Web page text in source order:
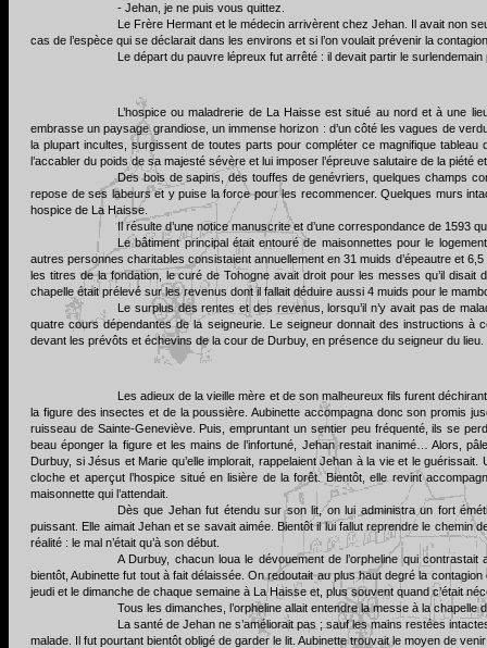
- Jehan, je ne puis vous quittez.
Le Frère Hermant et le médecin arrivèrent chez Jehan. Il avait non
cas de l’espèce qui se déclarait dans les environs et si l’on voulait prévenir la
Le départ du pauvre lépreux fut arrêté : il devait partir le
L’hospice ou maladrerie de La Haisse est situé au nord et à une
embrasse un paysage grandiose, un immense horizon : d’un côté les vagues de
la plupart incultes, surgissent de toutes parts pour compléter ce magnifique
l’accabler du poids de sa majesté sévère et lui imposer l’épreuve salutaire de la piété
Des bois de sapins, des touffes de genévriers, quelques champs
repose de ses labeurs et y puise la force pour les recommencer. Quelques murs
hospice de La Haisse.
Il résulte d’une notice manuscrite et d’une correspondance de 1593
Le bâtiment principal était entouré de maisonnettes pour le
autres personnes charitables consistaient annuellement en 31 muids d’épeautre et
les titres de la fondation, le curé de Tohogne avait droit pour les messes qu’il
chapelle était prélevé sur les revenus dont il fallait déduire aussi 4 muids pour le
Le surplus des rentes et des revenus, lorsqu’il n’y avait pas de
quatre cours dépendantes de la seigneurie. Le seigneur donnait des instructions
devant les prévôts et échevins de la cour de Durbuy, en présence du seigneur du lieu.
Les adieux de la vieille mère et de son malheureux fils furent
la figure des insectes et de la poussière. Aubinette accompagna donc son promis
ruisseau de Sainte-Geneviève. Puis, empruntant un sentier peu fréquenté, ils se
beau éponger la figure et les mains de l’infortuné, Jehan restait inanimé… Alors,
Durbuy, si Jésus et Marie qu’elle implorait, rappelaient Jehan à la vie et le
cloche et aperçut l’hospice situé en lisière de la forêt. Bientôt, elle revint
maisonnette qui l’attendait.
Dès que Jehan fut étendu sur son lit, on lui administra un fort
puissant. Elle aimait Jehan et se savait aimée. Bientôt il lui fallut reprendre le
réalité : le mal n’était qu’à son début.
A Durbuy, chacun loua le dévouement de l’orpheline qui
bientôt, Aubinette fut tout à fait délaissée. On redoutait au plus haut degré la
jeudi et le dimanche de chaque semaine à La Haisse et, plus souvent quand c’était
Tous les dimanches, l’orpheline allait entendre la messe à la
La santé de Jehan ne s’améliorait pas ; sauf les mains restées
malade. Il fut pourtant bientôt obligé de garder le lit. Aubinette trouvait le moyen de